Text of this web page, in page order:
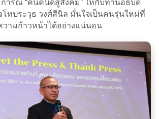
ารณ์ “คืนคนดีสู่สังคม” ให้กับท่านอธิบดี
ทประวุธ วงศ์สีนิล มั่นใจเป็นคนรุ่นใหม่ที่
วามก้าวหน้าได้อย่างแน่นอน